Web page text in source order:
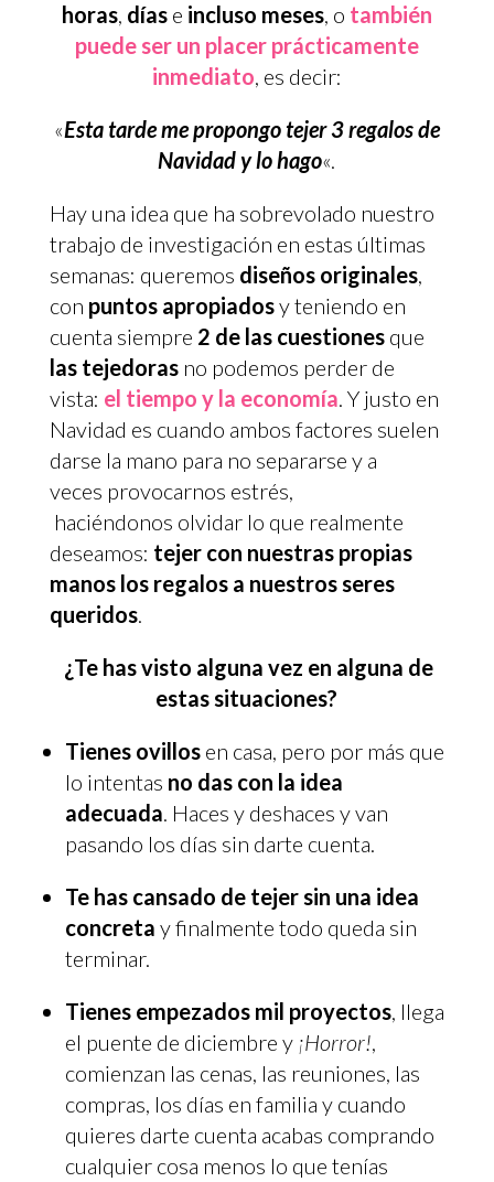
horas, díase incluso meses, o también
puede ser un placer prácticamente
inmediato, es decir:
«Esta tarde me propongo tejer 3 regalos de
Navidad y lo hago«.
Hay una idea que ha sobrevolado nuestro
trabajo de investigación en estas últimas
semanas: queremos diseños originales,
con puntos apropiadosy teniendo en
cuenta siempre 2 de las cuestionesque
las tejedorasno podemos perder de
vista: el tiempo y la economía. Y justo en
Navidad es cuando ambos factores suelen
darse la mano para no separarse y a
veces provocarnos estrés,
haciéndonos olvidar lo que realmente
deseamos: tejer con nuestras propias
manos los regalos a nuestros seres
queridos.
¿Te has visto alguna vez en alguna de
estas situaciones?
Tienes ovillosen casa, pero por más que
lo intentas no das con la idea
adecuada. Haces y deshaces y van
pasando los días sin darte cuenta.
Te has cansado de tejer sin una idea
concreta y finalmente todo queda sin
terminar.
Tienes empezados mil proyectos, llega
el puente de diciembre y ¡Horror!,
comienzan las cenas, las reuniones, las
compras, los días en familia y cuando
quieres darte cuenta acabas comprando
cualquier cosa menos lo que tenías